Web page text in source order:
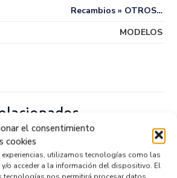
el consentimiento
cookies
experiencias, utilizamos tecnologías como las
o acceder a la información del dispositivo. El
Recambios » OTROS…
MODELOS
020425550
FURGÓN